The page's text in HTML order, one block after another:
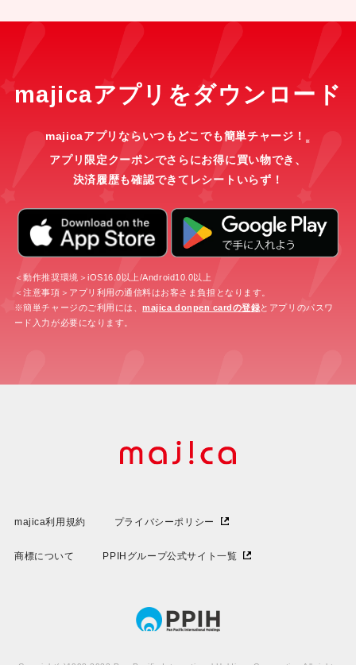
majicaアプリをダウンロード
majicaアプリならいつもどこでも簡単チャージ！ ※
アプリ限定クーポンでさらにお得に買い物でき、
決済履歴も確認できてレシートいらず！
＜動作推奨環境＞iOS16.0以上/Android10.0以上
＜注意事項＞アプリ利用の通信料はお客さま負担となります。
※簡単チャージのご利用には、majica donpen cardの登録とアプリのパスワ
ード入力が必要になります。
majica利用規約 プライバシーポリシー
商標について PPIHグループ公式サイト一覧